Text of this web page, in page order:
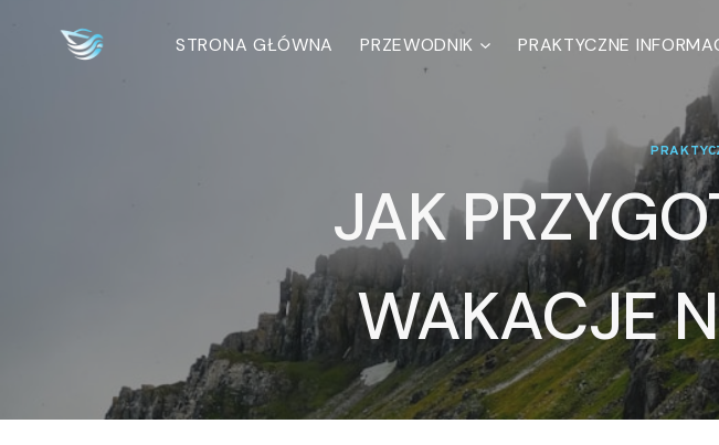
STRONA GŁÓWNA PRZEWODNIK PRAKTYCZNE
JAK
WAKACJE